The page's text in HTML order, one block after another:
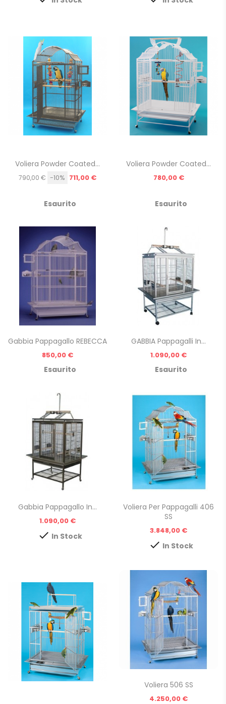
Voliera Powder Coated...
790,00 € -10% Prezzo
711,00 €
Esaurito
Voliera Powder Coated...
Prezzo
780,00 €
Esaurito
Gabbia Pappagallo REBECCA
Prezzo
850,00 €
Esaurito
GABBIA Pappagalli In...
Prezzo
1.090,00 €
Esaurito
Gabbia Pappagallo In...
Prezzo
1.090,00 €
 In Stock
Voliera Per Pappagalli 406
SS
Prezzo
3.848,00 €
 In Stock
Voliera 506 SS
Prezzo
4.250,00 €